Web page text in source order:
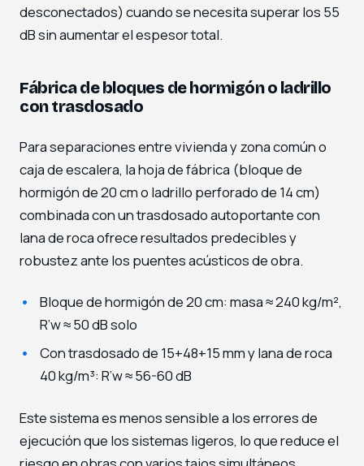
desconectados) cuando se necesita superar los 55
dB sin aumentar el espesor total.
Fábrica de bloques de hormigón o ladrillo
con trasdosado
Para separaciones entre vivienda y zona común o
caja de escalera, la hoja de fábrica (bloque de
hormigón de 20 cm o ladrillo perforado de 14 cm)
combinada con un trasdosado autoportante con
lana de roca ofrece resultados predecibles y
robustez ante los puentes acústicos de obra.
Bloque de hormigón de 20 cm: masa ≈ 240 kg/m²,
R’w ≈ 50 dB solo
Con trasdosado de 15+48+15 mm y lana de roca
40 kg/m³: R’w ≈ 56-60 dB
Este sistema es menos sensible a los errores de
ejecución que los sistemas ligeros, lo que reduce el